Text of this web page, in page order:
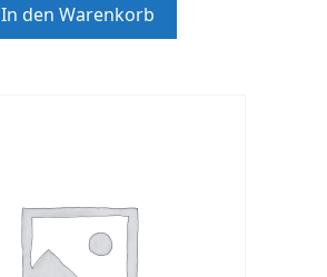
o
f
5
In den Warenkorb